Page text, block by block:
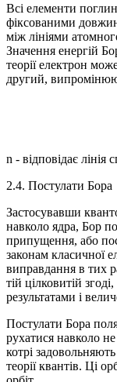
Всі елементи
фіксованими
між лініями
Значення енергій
теорії електрон
другий,
n - відповідає лінія
2.4. Постулати Бора
Застосувавши
навколо ядра, Бор
припущення, або
законам класичної
виправдання в тих
тій цілковитій
результатами і
Постулати Бора
рухатися навколо
котрі
теорії квантів. Ці